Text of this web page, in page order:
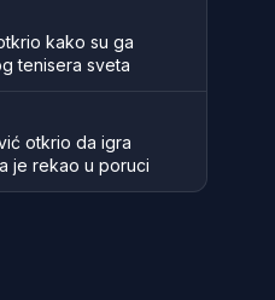
kako su ga
tenisera sveta
otkrio da igra
je rekao u poruci